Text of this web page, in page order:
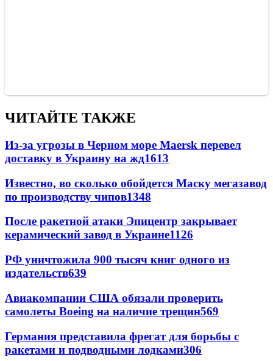
ЧИТАЙТЕ ТАКЖЕ
Из-за угрозы в Черном море Maersk перевел
доставку в Украину на жд1613
Известно, во сколько обойдется Маску мегазавод
по производству чипов1348
После ракетной атаки Эпицентр закрывает
керамический завод в Украине1126
РФ уничтожила 900 тысяч книг одного из
издательств639
Авиакомпании США обязали проверить
самолеты Boeing на наличие трещин569
Германия представила фрегат для борьбы с
ракетами и подводными лодками306